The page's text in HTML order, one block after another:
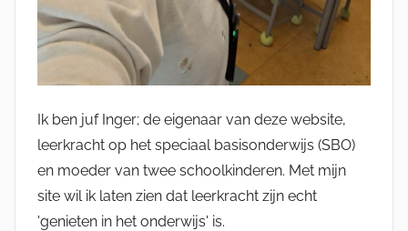
Ik ben juf Inger; de eigenaar van deze website,
leerkracht op het speciaal basisonderwijs (SBO)
en moeder van twee schoolkinderen. Met mijn
site wil ik laten zien dat leerkracht zijn echt
'genieten in het onderwijs' is.